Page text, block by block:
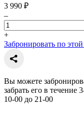
3 990 ₽
–
+
Забронировать по
Вы можете
забрать его в
10-00 до 21-00